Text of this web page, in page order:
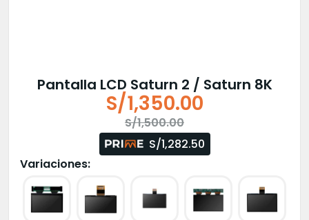
Pantalla LCD Saturn 2 / Saturn 8K
S/1,500.00
original
era:
S/1,500.00.
S/1,350.00
actual
es:
S/1,350.00.
S/1,282.50
Variaciones: